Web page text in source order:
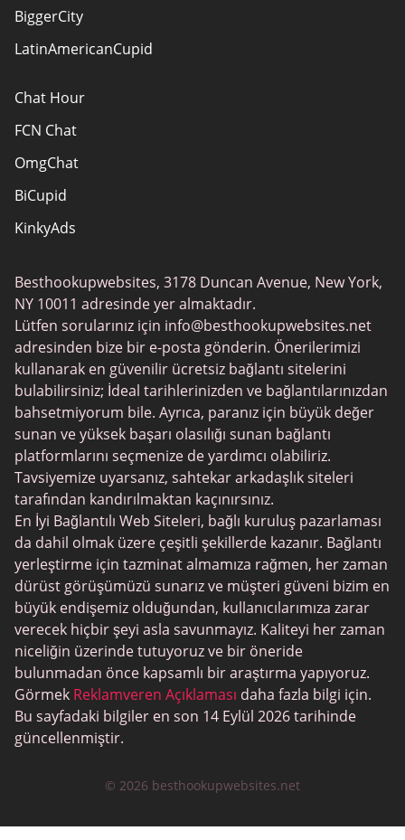
Bizimle iletişime geçin
BiggerCity
LatinAmericanCupid
Chat Hour
FCN Chat
OmgChat
BiCupid
KinkyAds
Together2Night
MyLOL
Swingtowns
Instabang
Besthookupwebsites, 3178 Duncan Avenue, New York,
NY 10011 adresinde yer almaktadır.
Lütfen sorularınız için info@besthookupwebsites.net
adresinden bize bir e-posta gönderin. Önerilerimizi
kullanarak en güvenilir ücretsiz bağlantı sitelerini
bulabilirsiniz; İdeal tarihlerinizden ve bağlantılarınızdan
bahsetmiyorum bile. Ayrıca, paranız için büyük değer
sunan ve yüksek başarı olasılığı sunan bağlantı
platformlarını seçmenize de yardımcı olabiliriz.
Tavsiyemize uyarsanız, sahtekar arkadaşlık siteleri
tarafından kandırılmaktan kaçınırsınız.
En İyi Bağlantılı Web Siteleri, bağlı kuruluş pazarlaması
da dahil olmak üzere çeşitli şekillerde kazanır. Bağlantı
yerleştirme için tazminat almamıza rağmen, her zaman
dürüst görüşümüzü sunarız ve müşteri güveni bizim en
büyük endişemiz olduğundan, kullanıcılarımıza zarar
verecek hiçbir şeyi asla savunmayız. Kaliteyi her zaman
niceliğin üzerinde tutuyoruz ve bir öneride
bulunmadan önce kapsamlı bir araştırma yapıyoruz.
Görmek Reklamveren Açıklaması daha fazla bilgi için.
Bu sayfadaki bilgiler en son 14 Eylül 2026 tarihinde
güncellenmiştir.
© 2026 besthookupwebsites.net